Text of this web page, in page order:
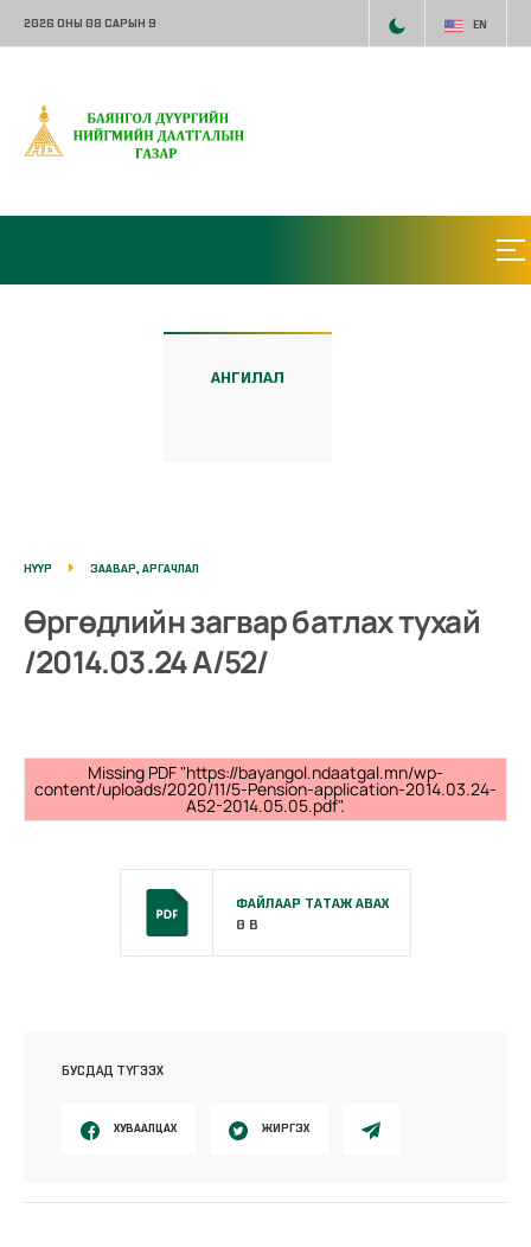
2026 ОНЫ 08 САРЫН 9 EN
АНГИЛАЛ
НҮҮР ЗААВАР, АРГАЧЛАЛ
Өргөдлийн загвар батлах тухай
/2014.03.24 А/52/
Missing PDF "https://bayangol.ndaatgal.mn/wp-
content/uploads/2020/11/5-Pension-application-2014.03.24-
A52-2014.05.05.pdf".
ФАЙЛААР ТАТАЖ АВАХ
0 B
БУСДАД ТҮГЭЭХ
ХУВААЛЦАХ ЖИРГЭХ